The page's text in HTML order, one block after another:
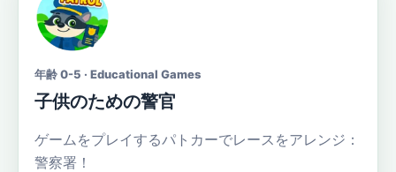
年齢 0-5 · Educational Games
子供のための警官
ゲームをプレイするパトカーでレースをアレンジ：
警察署！